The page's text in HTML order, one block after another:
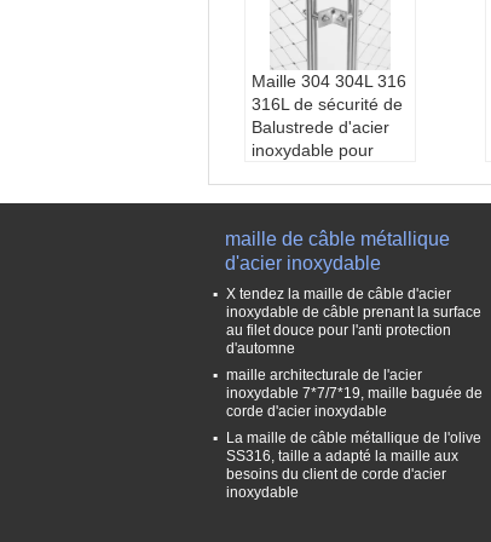
Maille 304 304L 316
316L de sécurité de
Balustrede d'acier
inoxydable pour
er, 304L, acier inoxy
dable 304
Application:Maille
protectrice, grillage t
issé, filtres, zoo
Style d'armure:
lle de corde d'acier i
noxydable
-5mm, 1x7 7x7 7x19
ou adapté aux besoi
ns du client
maille de câble métallique
d'acier inoxydable
X tendez la maille de câble d'acier
inoxydable de câble prenant la surface
au filet douce pour l'anti protection
d'automne
maille architecturale de l'acier
inoxydable 7*7/7*19, maille baguée de
corde d'acier inoxydable
La maille de câble métallique de l'olive
SS316, taille a adapté la maille aux
besoins du client de corde d'acier
inoxydable